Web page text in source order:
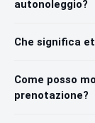
autonoleggio?
Che significa
Come posso
prenotazione?